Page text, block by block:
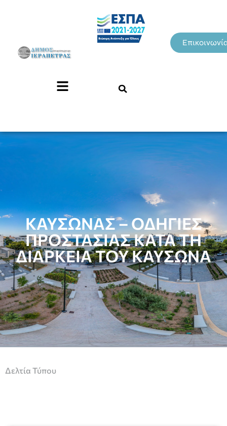
ΚΑΥΣΩΝΑΣ – ΟΔΗΓΙΕΣ
ΠΡΟΣΤΑΣΙΑΣ ΚΑΤΑ ΤΗ
ΔΙΑΡΚΕΙΑ ΤΟΥ ΚΑΥΣΩΝΑ
Δελτία Τύπου